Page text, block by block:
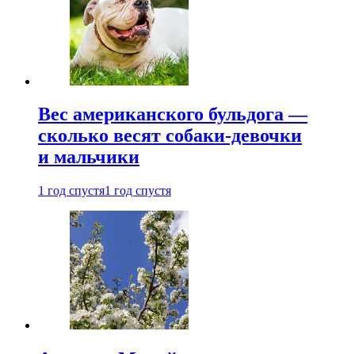
Вес американского бульдога —
сколько весят собаки-девочки
и мальчики
1 год спустя1 год спустя